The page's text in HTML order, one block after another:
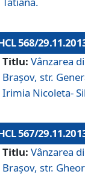
568/
Titlu: Vânzarea
Braşov, str.
Irimia Nicoleta-
567/
Titlu: Vânzarea
Braşov, str.